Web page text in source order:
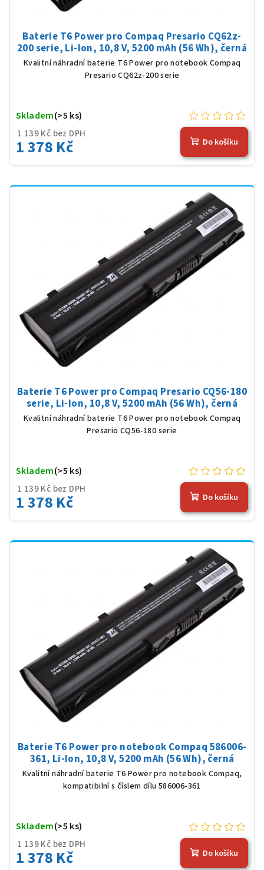
Baterie T6 Power pro Compaq Presario CQ62z-
200 serie, Li-Ion, 10,8 V, 5200 mAh (56 Wh), černá
Kvalitní náhradní baterie T6 Power pro notebook Compaq
Presario CQ62z-200 serie
1 139 Kč bez DPH
1 378 Kč
Skladem(>5 ks)
Do košíku
Baterie T6 Power pro Compaq Presario CQ56-180
serie, Li-Ion, 10,8 V, 5200 mAh (56 Wh), černá
Kvalitní náhradní baterie T6 Power pro notebook Compaq
Presario CQ56-180 serie
1 139 Kč bez DPH
1 378 Kč
Skladem(>5 ks)
Do košíku
Baterie T6 Power pro notebook Compaq 586006-
361, Li-Ion, 10,8 V, 5200 mAh (56 Wh), černá
Kvalitní náhradní baterie T6 Power pro notebook Compaq,
kompatibilní s číslem dílu 586006-361
1 139 Kč bez DPH
1 378 Kč
Skladem(>5 ks)
Do košíku